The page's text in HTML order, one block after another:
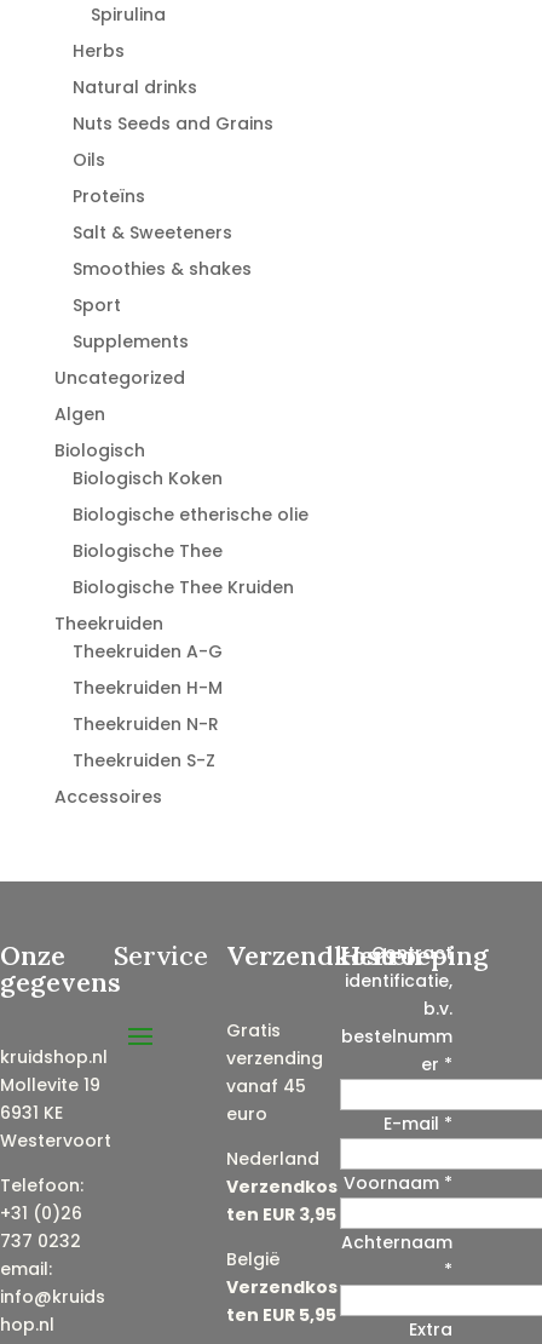
Spirulina
Herbs
Natural drinks
Nuts Seeds and Grains
Oils
Proteïns
Salt & Sweeteners
Smoothies & shakes
Sport
Supplements
Uncategorized
Algen
Biologisch
Biologisch Koken
Biologische etherische olie
Biologische Thee
Biologische Thee Kruiden
Theekruiden
Theekruiden A-G
Theekruiden H-M
Theekruiden N-R
Theekruiden S-Z
Accessoires
Onze
gegevens
kruidshop.nl
Mollevite 19
6931 KE
Westervoort
Telefoon:
+31 (0)26
737 0232
email:
info@kruids
hop.nl
Service Verzendkosten
Gratis
verzending
vanaf 45
euro
Nederland
Verzendkos
ten EUR 3,95
België
Verzendkos
ten EUR 5,95
Herroeping
Contract
identificatie,
b.v.
bestelnumm
er *
E-mail *
l
Voornaam *
Achternaam
*
Extra